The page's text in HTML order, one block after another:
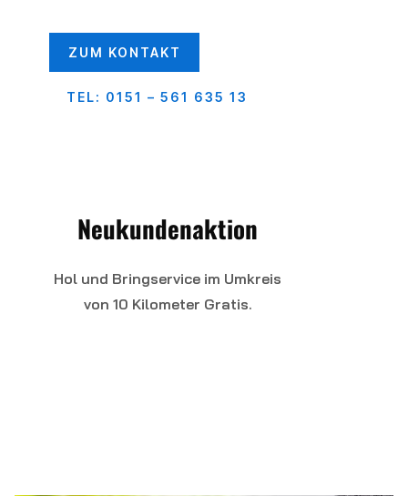
ZUM KONTAKT
TEL: 0151 – 561 635 13
Neukundenaktion
Hol und Bringservice im Umkreis
von 10 Kilometer Gratis.